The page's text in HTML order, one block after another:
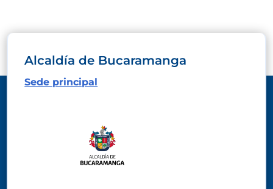
Alcaldía de Bucaramanga
Sede principal